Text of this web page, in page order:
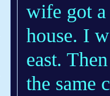
wife got a
house. I
east.
the same